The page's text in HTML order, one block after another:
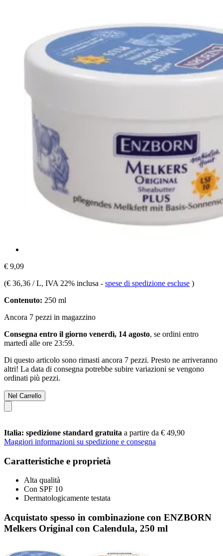
€ 9,09
(€ 36,36 / L, IVA 22% inclusa - spese di spedizione escluse )
Contenuto: 250 ml
Ancora 7 pezzi in magazzino
Consegna entro il giorno venerdì, 14 agosto, se ordini entro
martedì alle ore 23:59.
Di questo articolo sono rimasti ancora 7 pezzi. Presto ne arriveranno
altri! La data di consegna potrebbe subire variazioni se vengono
ordinati più pezzi.
Nel Carrello
Italia: spedizione standard gratuita a partire da € 49,90
Maggiori informazioni su spedizione e consegna
Caratteristiche e proprietà
Alta qualità
Con SPF 10
Dermatologicamente testata
Acquistato spesso in combinazione con ENZBORN
Melkers Original con Calendula, 250 ml